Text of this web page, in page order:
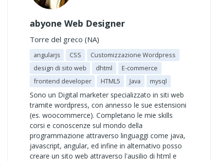
abyone Web Designer
Torre del greco (NA)
angularjs CSS
Customizzazione Wordpress
design di sito web
dhtml
E-commerce
frontend developer
HTML5 Java mysql
Sono un Digital marketer specializzato in siti web
tramite wordpress, con annesso le sue estensioni
(es. woocommerce). Completano le mie skills
corsi e conoscenze sul mondo della
programmazione attraverso linguaggi come java,
javascript, angular, ed infine in alternativo posso
creare un sito web attraverso l'ausilio di html e